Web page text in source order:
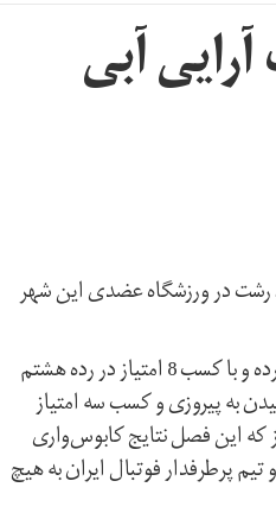
آبی
رشت در ورزشگاه عضدی این شهر
قرمزپوشان رشتی که با هدایت علی نظرمحمدی تا حدودی خود را از انتهای جدول جدا کرده و با کسب 8 امتیاز در رده هشتم
به پیروزی و کسب سه امتیاز
که این فصل نتایج کابوس‌واری
دو تیم پرطرفدار فوتبال ایران به هیچ